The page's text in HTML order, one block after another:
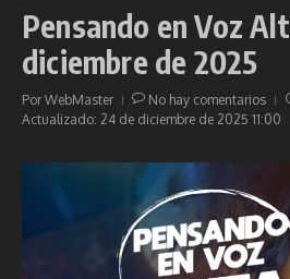
Pensando en Voz
diciembre de 2025
PorWebMaster No hay comentarios
Actualizado: 24 de diciembre de 2025 11:00